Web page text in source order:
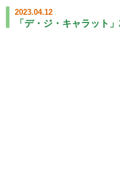
2023.04.12
「デ・ジ・キャラット